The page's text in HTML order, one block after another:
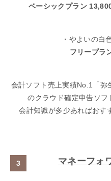
ベーシックプラン
・やよいの白
フリープラ
会計ソフト売上実績No.1「弥
のクラウド確定申告ソフ
会計知識が多少あればおす
マネーフォ